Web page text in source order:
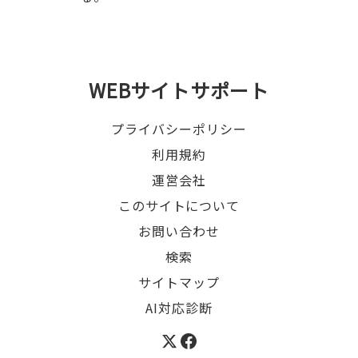
WEBサイトサポート
プライバシーポリシー
利用規約
運営会社
このサイトについて
お問い合わせ
検索
サイトマップ
AI対応診断